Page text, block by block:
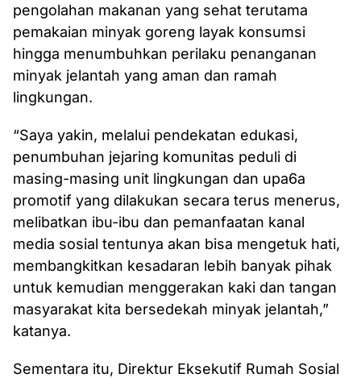
pengolahan makanan yang sehat terutama
pemakaian minyak goreng layak konsumsi
hingga menumbuhkan perilaku penanganan
minyak jelantah yang aman dan ramah
lingkungan.
“Saya yakin, melalui pendekatan edukasi,
penumbuhan jejaring komunitas peduli di
masing-masing unit lingkungan dan upa6a
promotif yang dilakukan secara terus menerus,
melibatkan ibu-ibu dan pemanfaatan kanal
media sosial tentunya akan bisa mengetuk hati,
membangkitkan kesadaran lebih banyak pihak
untuk kemudian menggerakan kaki dan tangan
masyarakat kita bersedekah minyak jelantah,”
katanya.
Sementara itu, Direktur Eksekutif Rumah Sosial